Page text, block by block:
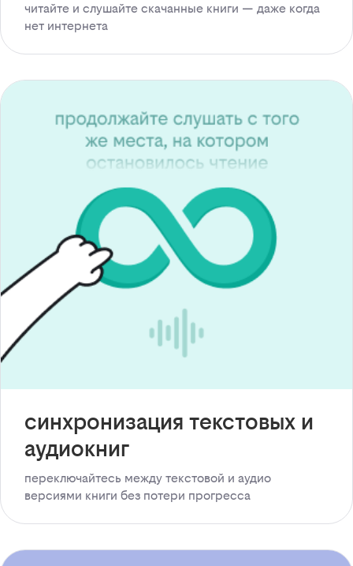
читайте и слушайте скачанные книги — даже когда
нет интернета
синхронизация текстовых и
аудиокниг
переключайтесь между текстовой и аудио
версиями книги без потери прогресса